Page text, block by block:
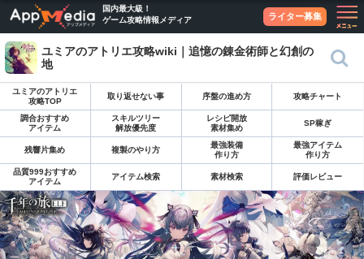
国内最大級！
ゲーム攻略情報メディア
ライター募集
ユミアのアトリエ攻略wiki｜追憶の錬金術師と幻創の
地
ユミアのアトリエ
攻略TOP
取り返せない事 序盤の進め方 攻略チャート
調合おすすめ
アイテム
スキルツリー
解放優先度
レシピ開放
素材集め
SP稼ぎ
残響片集め 複製のやり方
最強装備
作り方
最強アイテム
作り方
品質999おすすめ
アイテム
アイテム検索 素材検索 評価レビュー